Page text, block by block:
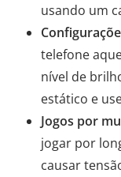
usando um
telefone
nível de
estático e
Jogos por
jogar por
causar